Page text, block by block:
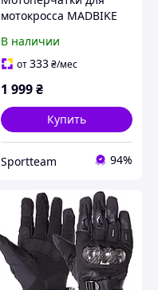
мотокросса MADBIKE
XXL, черный)
В наличии
от333₴/мес
1 999₴
Купить
Sportteam 94%